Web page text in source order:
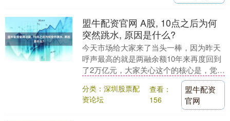
盟牛配资官网 A股, 10点之后为何
突然跳水, 原因是什么?
今天市场给大家来了当头一棒，因为昨天
呼声最高的就是两融余额10年来再度回到
了2万亿元，大家关心这个的核心是，觉得
牛市来了，因为上次就是两融达到了2万
亿，市场开启....
分类：深圳股票配
资论坛
查看：
156
盟牛配资
官网